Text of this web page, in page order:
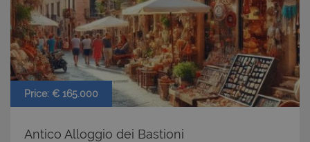
Price: € 165.000
Antico Alloggio dei Bastioni